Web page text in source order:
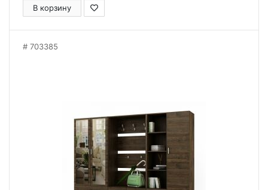
В корзину
703385